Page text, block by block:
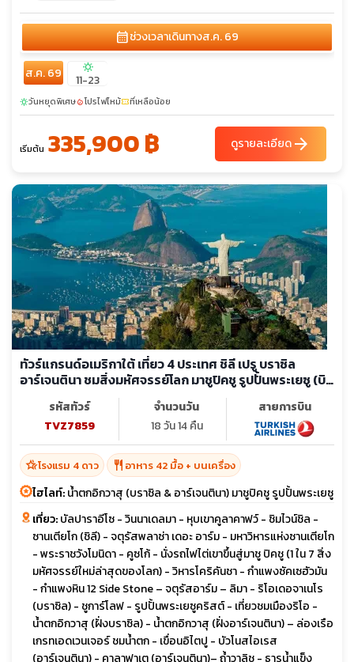
ย่านโบกา ดิสทริค - ถนนอเวนิด้า เนิฟ เดอ ฮูลิโอ้ - ทำเนียบรัฐบาลตึก
รัฐสภา
calendar_monthช่วงเวลาเดินทางส.ค. 69
ส.ค. 69 sunny
11-23
sunnyวันหยุดพิเศษlocal_fire_departmentโปรไฟไหม้confirmation_numberที่เหลือน้อย
เริ่มต้น 335,900 ฿ ดูรายละเอียดarrow_forward
ทัวร์แกรนด์อเมริกาใต้ เที่ยว 4 ประเทศ ชิลี เปรู บราซิล
อาร์เจนตินา ชมสิ่งมหัศจรรย์โลก มาชูปิคชู รูปปั้นพระเยซู (บิน
รหัสทัวร์
TVZ7859
จำนวนวัน
18 วัน 14 คืน
สายการบิน
hotel_classโรงแรม 4 ดาว restaurant อาหาร 42 มื้อ + บนเครื่อง
ไฮไลท์:น้ำตกอิกวาสุ (บราซิล & อาร์เจนตินา) มาชูปิคชู รูปปั้นพระเยซู
เที่ยว:บัลปาราอีโซ - วินนาเดลมา - หุบเขาคูลาคาฟว์ - ชิมไวน์ชิล -
ซานเตียโก (ชิลี) - จตุรัสพลาซ่า เดอะ อาร์ม - มหาวิหารแห่งซานเตียโก
- พระราชวังโมนิดา - คูซโก้ - นั่งรถไฟไต่เขาขึ้นสู่มาชู ปิคชู (1 ใน 7 สิ่ง
มหัศจรรย์ใหม่ล่าสุดของโลก) - วิหารโคริคันชา - กำแพงซัคเซฮัวมัน
- กำแพงหิน 12 Side Stone – จตุรัสอาร์ม – ลิมา - ริโอเดอจาเนโร
(บราซิล) - ชูการ์โลฟ - รูปปั้นพระเยซูคริสต์ - เที่ยวชมเมืองริโอ -
น้ำตกอิกวาสุ (ฝั่งบราซิล) - น้ำตกอิกวาสุ (ฝั่งอาร์เจนตินา) – ล่องเรือ
เกรทเอดเวนเจอร์ ชมน้ำตก - เขื่อนอิไตปู - บัวโนสไอเรส
(อาร์เจนตินา) - คาลาฟาเต (อาร์เจนตินา)– ถ้ำวาลิชู - ธารน้ำแข็ง